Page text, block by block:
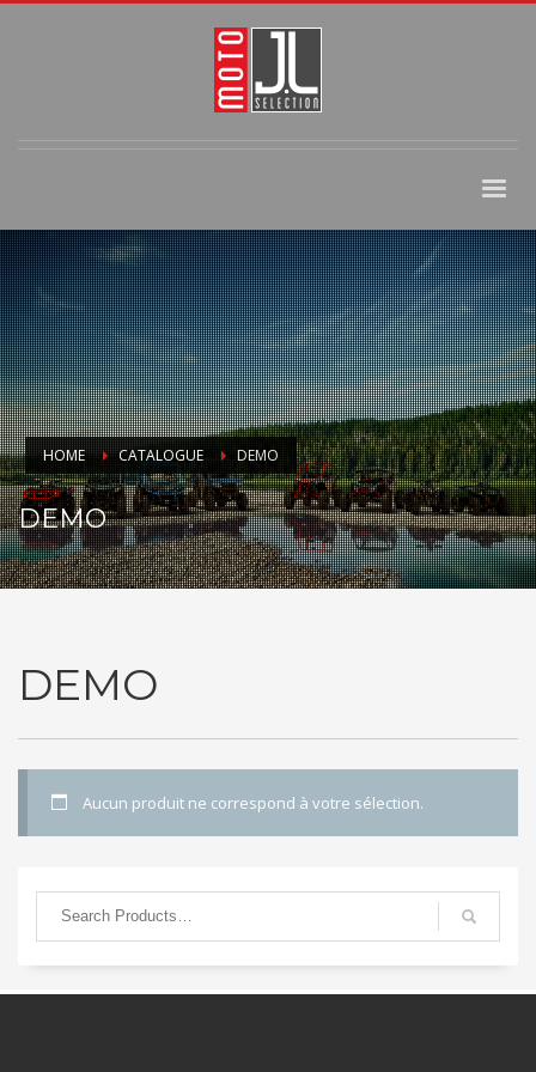
HOME CATALOGUE DEMO
DEMO
DEMO
Aucun produit ne correspond à votre sélection.